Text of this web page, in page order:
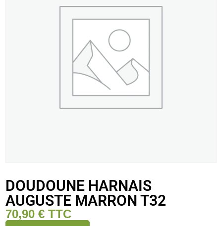
DOUDOUNE HARNAIS
AUGUSTE MARRON T32
70,90€ TTC